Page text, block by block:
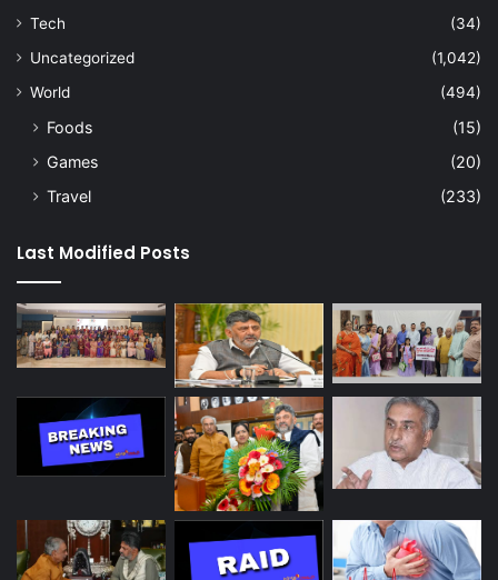
Tech
(34)
Uncategorized
(1,042)
World
(494)
Foods
(15)
Games
(20)
Travel
(233)
Last Modified Posts